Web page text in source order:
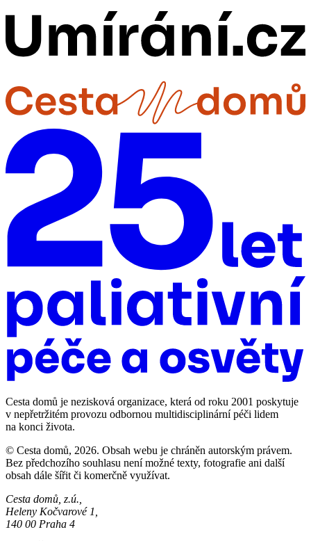
Cesta domů je nezisková organizace, která od roku 2001 poskytuje
v nepřetržitém provozu odbornou multidisciplinární péči lidem
na konci života.
© Cesta domů, 2026. Obsah webu je chráněn autorským právem.
Bez předchozího souhlasu není možné texty, fotografie ani další
obsah dále šířit či komerčně využívat.
Cesta domů, z.ú.,
Heleny Kočvarové 1,
140 00 Praha 4